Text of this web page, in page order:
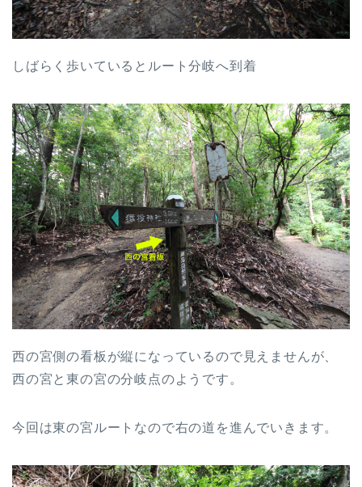
しばらく歩いているとルート分岐へ到着
西の宮側の看板が縦になっているので見えませんが、
西の宮と東の宮の分岐点のようです。
今回は東の宮ルートなので右の道を進んでいきます。